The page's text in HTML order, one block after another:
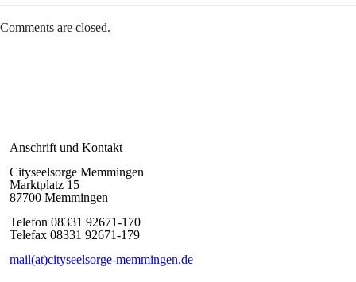
Comments are closed.
Anschrift und Kontakt
Cityseelsorge Memmingen
Marktplatz 15
87700 Memmingen
Telefon 08331 92671-170
Telefax 08331 92671-179
mail(at)cityseelsorge-memmingen.de